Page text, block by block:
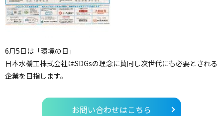
6月5日は「環境の日」
日本水機工株式会社はSDGsの理念に賛同し次世代にも必要とされる
企業を目指します。
お問い合わせはこちら